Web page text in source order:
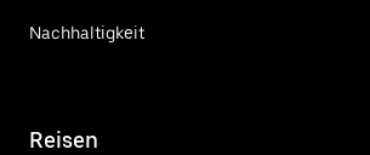
Nachhaltigkeit
Reisen